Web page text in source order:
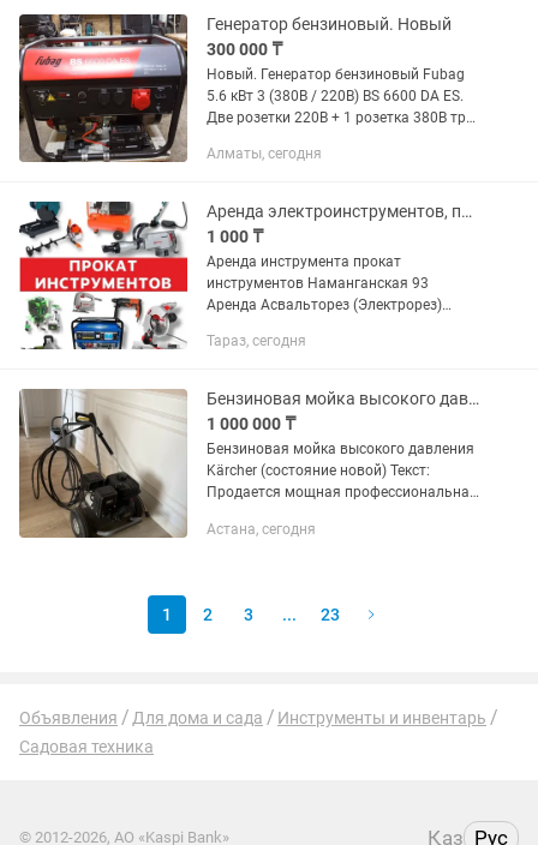
Генератор бензиновый. Новый
300 000 ₸
Новый. Генератор бензиновый Fubag
5.6 кВт 3 (380В / 220В) BS 6600 DA ES.
Две розетки 220В + 1 розетка 380В три
Защита от перегрузки, вольтметр,
Алматы, сегодня
Аренда электроинструментов, прокат инструментов
1 000 ₸
Аренда инструмента прокат
инструментов Наманганская 93
Аренда Асвальторез (Электрорез)
Болгарка(125р, 150р, 180р,230р)
Гайковёрт Аренда...
Тараз, сегодня
Бензиновая мойка высокого давления Krcher Q36-2500
1 000 000 ₸
Бензиновая мойка высокого давления
Kärcher (состояние новой) Текст:
Продается мощная профессиональная
Аппарат в идеальном техническом и
Астана, сегодня
1 2 3 ... 23
Объявления Для дома и сада
Инструменты и инвентарь
Садовая техника
© 2012-2026, АО «Kaspi Bank» Қаз Рус